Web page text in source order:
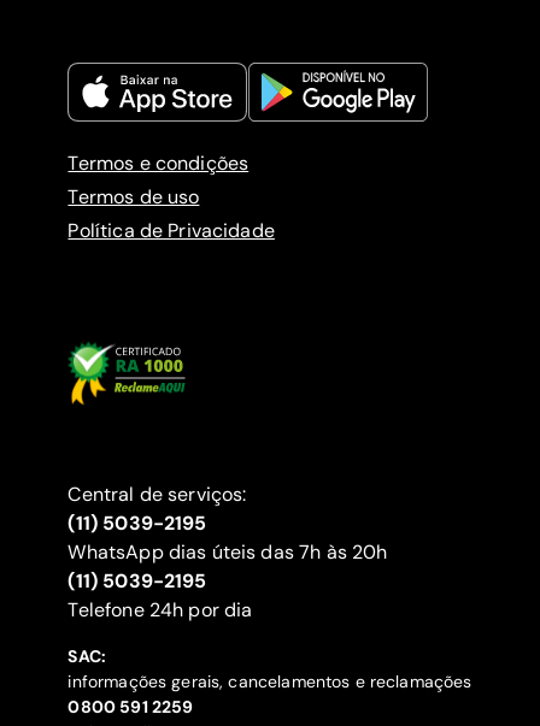
Termos e condições
Termos de uso
Política de Privacidade
Central de serviços:
(11) 5039-2195
WhatsApp dias úteis das 7h às 20h
(11) 5039-2195
‍Telefone 24h por dia
SAC:
informações gerais, cancelamentos e reclamações
‍0800 591 2259